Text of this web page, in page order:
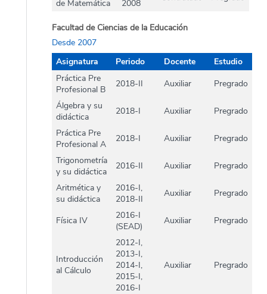
de Matemática
2008
Facultad de Ciencias de la Educación
Desde 2007
Asignatura
Periodo Docente
Estudio
Práctica Pre
Profesional B
2018-II Auxiliar
Pregrado
Álgebra y su
didáctica
2018-I Auxiliar
Pregrado
Práctica Pre
Profesional A
2018-I Auxiliar
Pregrado
Trigonometría
y su didáctica
2016-II Auxiliar
Pregrado
Aritmética y
su didáctica
2016-I,
2018-II
Auxiliar Pregrado
Física IV
2016-I
(SEAD)
Auxiliar Pregrado
Introducción
al Cálculo
2012-I,
2013-I,
2014-I,
2015-I,
2016-I
Auxiliar Pregrado